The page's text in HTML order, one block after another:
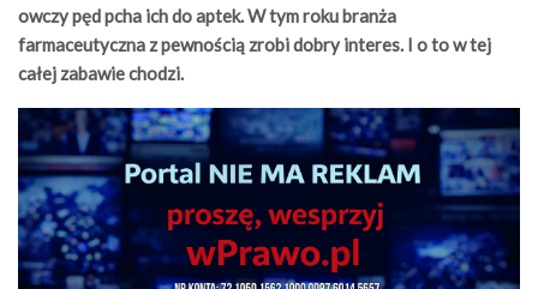
owczy pęd pcha ich do aptek. W tym roku branża
farmaceutyczna z pewnością zrobi dobry interes. I o to w tej
całej zabawie chodzi.